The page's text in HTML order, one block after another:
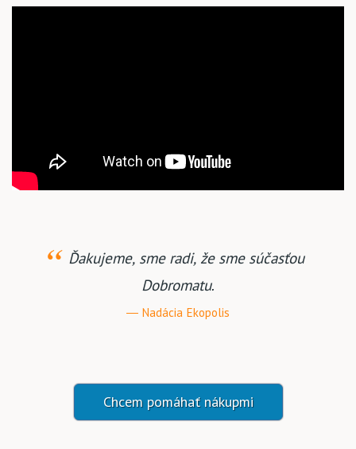
Ďakujeme, sme radi, že sme súčasťou
Dobromatu.
Nadácia Ekopolis
Chcem pomáhať nákupmi